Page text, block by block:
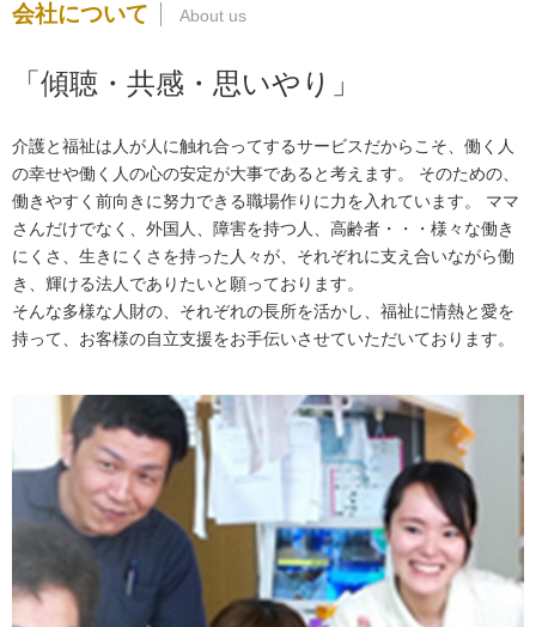
会社について
「傾聴・共感・思いやり」
介護と福祉は人が人に触れ合ってするサービスだからこそ、働く人
の幸せや働く人の心の安定が大事であると考えます。 そのための、
働きやすく前向きに努力できる職場作りに力を入れています。 ママ
さんだけでなく、外国人、障害を持つ人、高齢者・・・様々な働き
にくさ、生きにくさを持った人々が、それぞれに支え合いながら働
き、輝ける法人でありたいと願っております。
そんな多様な人財の、それぞれの長所を活かし、福祉に情熱と愛を
持って、お客様の自立支援をお手伝いさせていただいております。